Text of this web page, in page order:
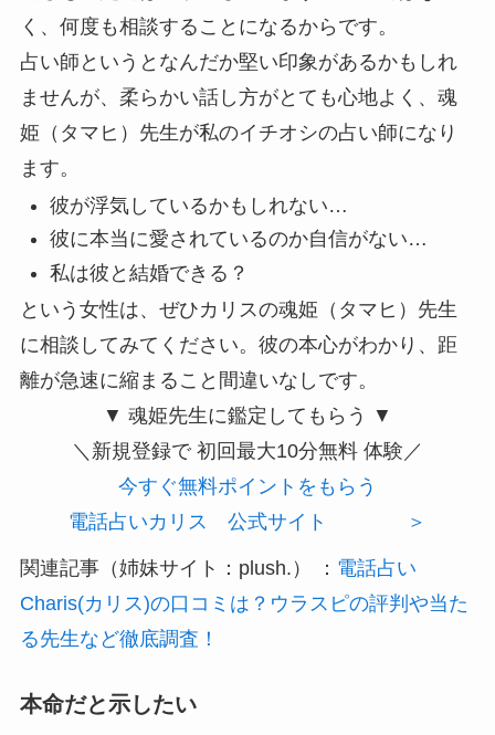
く、何度も相談することになるからです。
占い師というとなんだか堅い印象があるかもしれ
ませんが、柔らかい話し方がとても心地よく、魂
姫（タマヒ）先生が私のイチオシの占い師になり
ます。
彼が浮気しているかもしれない…
彼に本当に愛されているのか自信がない…
私は彼と結婚できる？
という女性は、ぜひカリスの魂姫（タマヒ）先生
に相談してみてください。彼の本心がわかり、距
離が急速に縮まること間違いなしです。
▼ 魂姫先生に鑑定してもらう ▼
＼新規登録で 初回最大10分無料 体験／
今すぐ無料ポイントをもらう
電話占いカリス 公式サイト ＞
関連記事（姉妹サイト：plush.） ： 電話占い
Charis(カリス)の口コミは？ウラスピの評判や当た
る先生など徹底調査！
本命だと示したい